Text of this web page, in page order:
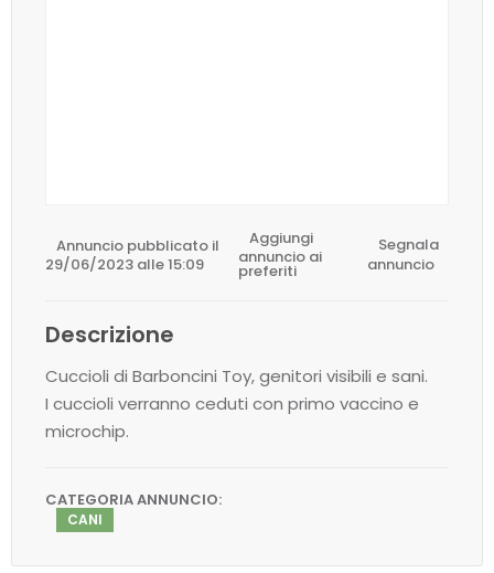
Annuncio pubblicato il
29/06/2023 alle 15:09
Aggiungi
annuncio ai
preferiti
Segnala
annuncio
Descrizione
Cuccioli di Barboncini Toy, genitori visibili e sani.
I cuccioli verranno ceduti con primo vaccino e
microchip.
CATEGORIA ANNUNCIO:
CANI